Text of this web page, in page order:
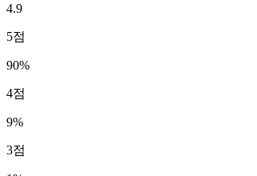
4.9
5점
90%
4점
9%
3점